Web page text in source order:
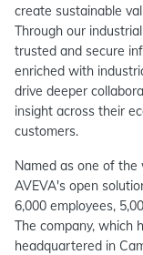
create sustainable
Through our
trusted and secure
enriched with
drive deeper
insight across their
customers.
Named as one of the
AVEVA's open
6,000 employees,
The company, which
headquartered in